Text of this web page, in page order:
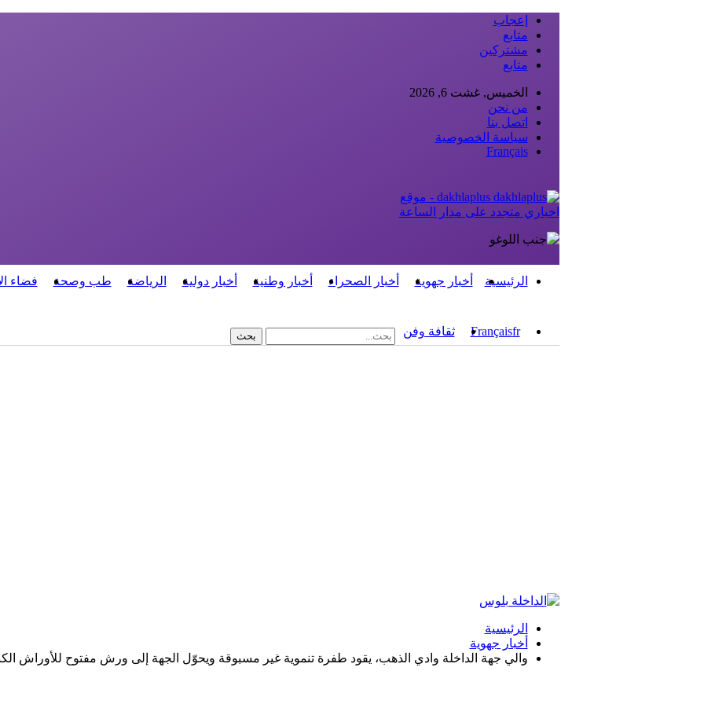
إعجاب
متابع
مشتركين
متابع
الخميس, غشت 6, 2026
من نحن
اتصل بنا
سياسة الخصوصية
Français
dakhlaplus - موقع
اخباري متجدد على مدار الساعة
الرئيسية أخبار جهوية أخبار الصحراء أخبار وطنية أخبار دولية الرياضة طب وصحة فضاء
Françaisfr ثقافة وفن
الرئيسية
أخبار جهوية
والي جهة الداخلة وادي الذهب، يقود طفرة تنموية غير مسبوقة ويحوّل الجهة إلى ورش مفتوح للأوراش